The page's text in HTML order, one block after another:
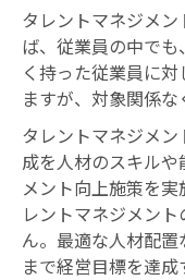
タレントマネジメ
ば、従業員の中で
く持った従業員に
ますが、対象関係な
タレントマネジメ
成を人材のスキル
メント向上施策を
レントマネジメン
ん。最適な人材配置
まで経営目標を達成